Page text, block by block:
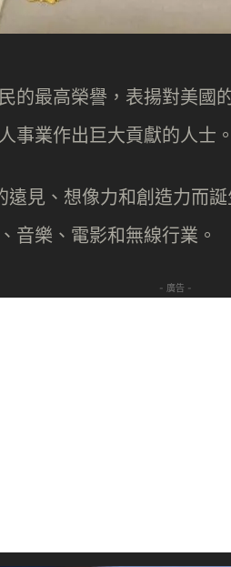
的最高榮譽，表揚對美國
事業作出巨大貢獻的人士。
見、想像力和創造力而
音樂、電影和無線行業。
- 廣告 -